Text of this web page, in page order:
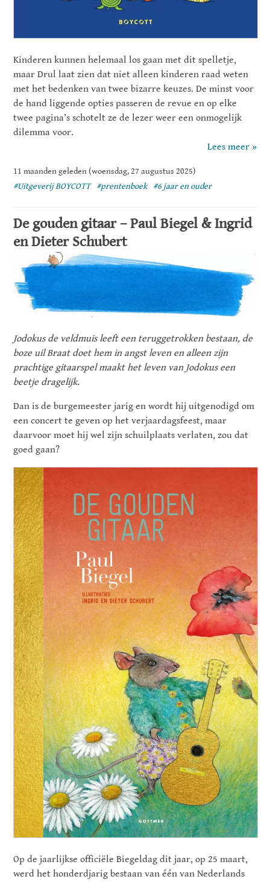
Kinderen kunnen helemaal los gaan met dit spelletje,
maar Drul laat zien dat niet alleen kinderen raad weten
met het bedenken van twee bizarre keuzes. De minst voor
de hand liggende opties passeren de revue en op elke
twee pagina’s schotelt ze de lezer weer een onmogelijk
dilemma voor.
Lees meer »
11 maanden geleden (woensdag, 27 augustus 2025)
#Uitgeverij BOYCOTT
#prentenboek #6 jaar en ouder
De gouden gitaar – Paul Biegel & Ingrid
en Dieter Schubert
Jodokus de veldmuis leeft een teruggetrokken bestaan, de
boze uil Braat doet hem in angst leven en alleen zijn
prachtige gitaarspel maakt het leven van Jodokus een
beetje dragelijk.
Dan is de burgemeester jarig en wordt hij uitgenodigd om
een concert te geven op het verjaardagsfeest, maar
daarvoor moet hij wel zijn schuilplaats verlaten, zou dat
goed gaan?
Op de jaarlijkse officiële Biegeldag dit jaar, op 25 maart,
werd het honderdjarig bestaan van één van Nederlands